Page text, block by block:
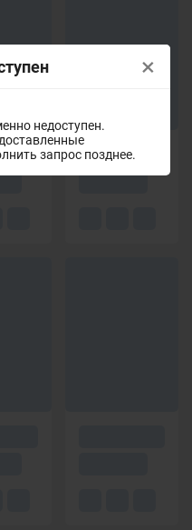
недоступен.
запрос позднее.
×